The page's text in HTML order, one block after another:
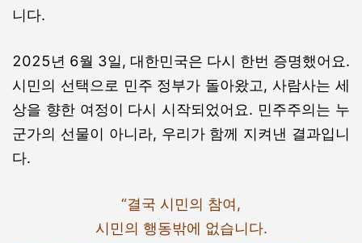
니다.
2025년 6월 3일, 대한민국은 다시 한번 증명했어요.
시민의 선택으로 민주 정부가 돌아왔고, 사람사는 세
상을 향한 여정이 다시 시작되었어요. 민주주의는 누
군가의 선물이 아니라, 우리가 함께 지켜낸 결과입니
다.
“결국 시민의 참여,
시민의 행동밖에 없습니다.